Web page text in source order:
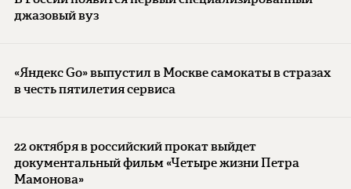
джазовый вуз
«Яндекс Go» выпустил в Москве самокаты в стразах
в честь пятилетия сервиса
22 октября в российский прокат выйдет
документальный фильм «Четыре жизни Петра
Мамонова»